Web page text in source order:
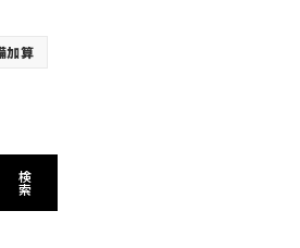
加算
検
索